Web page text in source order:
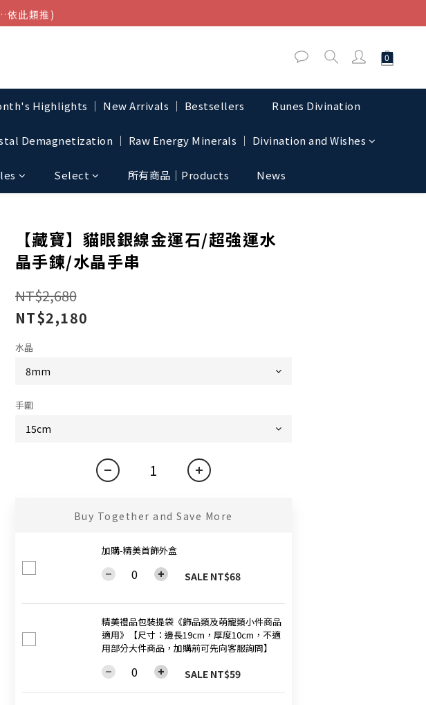
免運
依此類推)
Highlights │ New Arrivals │ Bestsellers Runes Divination
Demagnetization │ Raw Energy Minerals │ Divination and Wishes
Select 所有商品｜Products News
【藏寶】貓眼銀線金運石/超強運水
晶手鍊/水晶手串
NT$2,680
NT$2,180
水晶
手圍
Buy Together and Save More
加購-精美首飾外盒
SALE NT$68
精美禮品包裝提袋《飾品類及萌寵類小件商品
適用》【尺寸：邊長19cm，厚度10cm，不適
用部分大件商品，加購前可先向客服詢問】
SALE NT$59